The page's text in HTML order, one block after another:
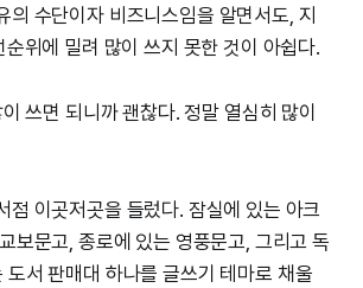
의 수단이자 비즈니스임을 알면서도, 지
위에 밀려 많이 쓰지 못한 것이 아쉽다.
쓰면 되니까 괜찮다. 정말 열심히 많이
점 이곳저곳을 들렀다. 잠실에 있는 아크
보문고, 종로에 있는 영풍문고, 그리고 독
서 판매대 하나를 글쓰기 테마로 채울